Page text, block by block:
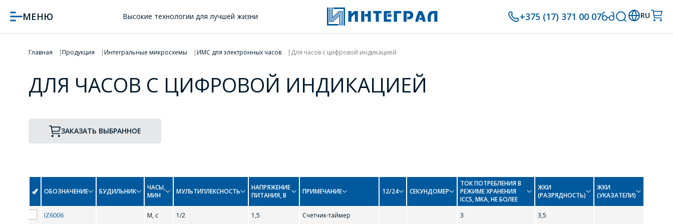
МЕНЮ Высокие технологии для лучшей жизни +375 (17) 371 00 07 RU
Главная Продукция Интегральные микросхемы ИМС для электронных часов Для часов с цифровой индикацией
ДЛЯ ЧАСОВ С ЦИФРОВОЙ ИНДИКАЦИЕЙ
ЗАКАЗАТЬ ВЫБРАННОЕ
ОБОЗНАЧЕНИЕ БУДИЛЬНИК
ЧАСЫ,
МИН
МУЛЬТИПЛЕКСНОСТЬ
НАПРЯЖЕНИЕ
ПИТАНИЯ, В
ПРИМЕЧАНИЕ 12/24 СЕКУНДОМЕР
ТОК ПОТРЕБЛЕНИЯ В
РЕЖИМЕ ХРАНЕНИЯ
ICCS, МКА, НЕ БОЛЕЕ
ЖКИ
(РАЗРЯДНОСТЬ)
ЖКИ
(УКАЗАТЕЛИ)
IZ6006 M, с 1/2 1,5 Счетчик-таймер 3 3,5